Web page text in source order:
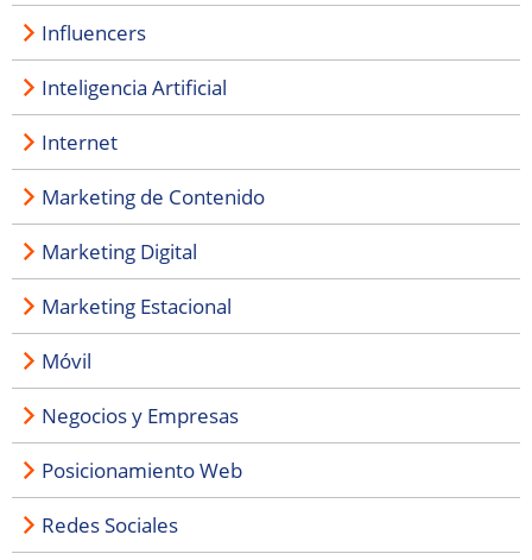
Influencers
Inteligencia Artificial
Internet
Marketing de Contenido
Marketing Digital
Marketing Estacional
Móvil
Negocios y Empresas
Posicionamiento Web
Redes Sociales